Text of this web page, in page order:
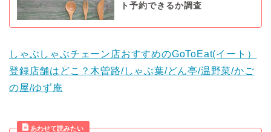
ト予約できるか調査
しゃぶしゃぶチェーン店おすすめのGoToEat(イート）
登録店舗はどこ？木曽路/しゃぶ葉/どん亭/温野菜/かご
の屋/ゆず庵